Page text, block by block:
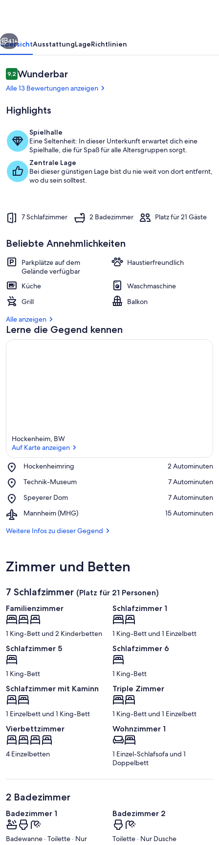
22P
Terrasse/Patio
Weiter
41+
ÜbersichtAusstattungLageRichtlinien
Bewertungen
9,29,2 von 10.
Wunderbar
Alle 13 Bewertungen anzeigen
Highlights
Spielhalle
Eine Seltenheit: In dieser Unterkunft erwartet dich eine
Spielhalle, die für Spaß für alle Altersgruppen sorgt.
Zentrale Lage
Bei dieser günstigen Lage bist du nie weit von dort entfernt,
wo du sein solltest.
7 Schlafzimmer 2 Badezimmer Platz für 21 Gäste
Beliebte Annehmlichkeiten
Parkplätze auf dem
Gelände verfügbar
Haustierfreundlich
Küche
Waschmaschine
Grill
Balkon
Alle anzeigen
Lerne die Gegend kennen
Hockenheim, BW
Auf Karte anzeigen
Hockenheimring
Place,
‪2 Autominuten‬
Technik-Museum
Place,
Museum
‪7 Autominuten‬
Speyerer Dom
Place,
Dom
‪7 Autominuten‬
Mannheim (MHG)
Airport,
(MHG)
‪15 Autominuten‬
Weitere Infos zu dieser Gegend
Zimmer und Betten
7 Schlafzimmer (Platz für 21 Personen)
Familienzimmer
1 King-Bett und 2 Kinderbetten
Schlafzimmer 1
1 King-Bett und 1 Einzelbett
Schlafzimmer 5
1 King-Bett
Schlafzimmer 6
1 King-Bett
Schlafzimmer mit Kaminn
1 Einzelbett und 1 King-Bett
Triple Zimmer
1 King-Bett und 1 Einzelbett
Vierbettzimmer
4 Einzelbetten
Wohnzimmer 1
1 Einzel-Schlafsofa und 1
Doppelbett
2 Badezimmer
Badezimmer 1
Badewanne · Toilette · Nur
Badezimmer 2
Toilette · Nur Dusche